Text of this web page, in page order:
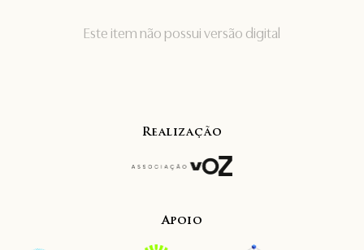
Este item não possui versão digital
Realização
Apoio